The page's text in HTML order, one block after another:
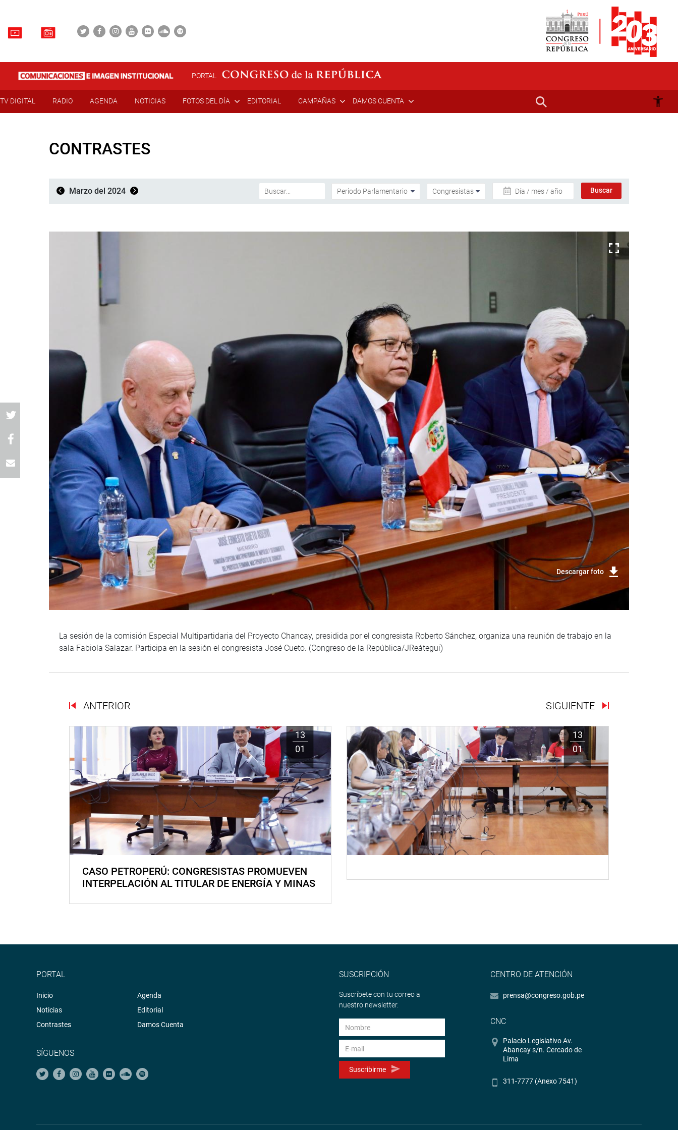
PORTAL
TV DIGITAL RADIO AGENDA NOTICIAS FOTOS DEL DÍA EDITORIAL CAMPAÑAS DAMOS CUENTA
CONTRASTES
Marzo del 2024 Día / mes / año
Descargar foto
La sesión de la comisión Especial Multipartidaria del Proyecto Chancay, presidida por el congresista Roberto Sánchez, organiza una reunión de trabajo en la
sala Fabiola Salazar. Participa en la sesión el congresista José Cueto. (Congreso de la República/JReátegui)
ANTERIOR SIGUIENTE
13
01
CASO PETROPERÚ: CONGRESISTAS PROMUEVEN
INTERPELACIÓN AL TITULAR DE ENERGÍA Y MINAS
13
01
PORTAL
Inicio
Noticias
Contrastes
Agenda
Editorial
Damos Cuenta
SÍGUENOS
SUSCRIPCIÓN
Suscríbete con tu correo a
nuestro newsletter.
Suscribirme
CENTRO DE ATENCIÓN
prensa@congreso.gob.pe
CNC
Palacio Legislativo Av.
Abancay s/n. Cercado de
Lima
311-7777 (Anexo 7541)